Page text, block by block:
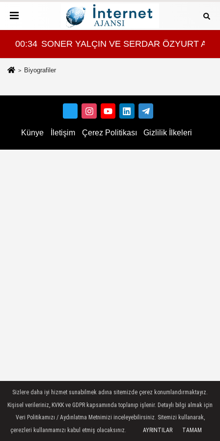
MI?
ARASINDA YEMEK MASASI MI PR ANLAŞMASI
00:34 SONER YALÇIN VE SERDAR ÖZYURT
Biyografiler
Künye İletişim Çerez Politikası Gizlilik İlkeleri
Sizlere daha iyi hizmet sunabilmek adına sitemizde çerez konumlandırmaktayız.
Kişisel verileriniz, KVKK ve GDPR kapsamında toplanıp işlenir. Detaylı bilgi almak için
Veri Politikamızı / Aydınlatma Metnimizi inceleyebilirsiniz. Sitemizi kullanarak,
çerezleri kullanmamızı kabul etmiş olacaksınız.
AYRINTILAR TAMAM